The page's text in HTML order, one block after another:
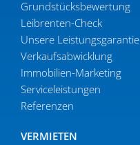
Grund­stücks­be­wertung
Leibrenten-Check
Unsere Leistungsgarantie
Verkaufs­ab­wicklung
Immobilien-Marketing
Serviceleistungen
Referenzen
VERMIETEN